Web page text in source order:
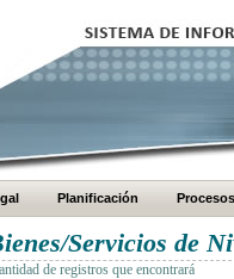
Planificación Procesos
Servicios de
de registros que encontrará